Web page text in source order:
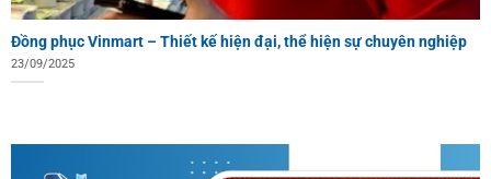
Đồng phục Vinmart – Thiết kế hiện đại, thể hiện sự chuyên nghiệp
23/09/2025